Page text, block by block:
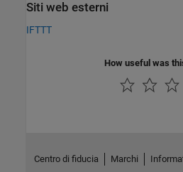
Siti web esterni
IFTTT
How useful was
Centro di fiducia Marchi